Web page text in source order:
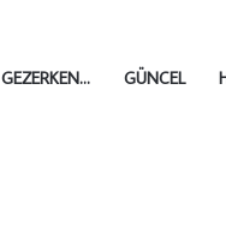
GEZERKEN… GÜNCEL